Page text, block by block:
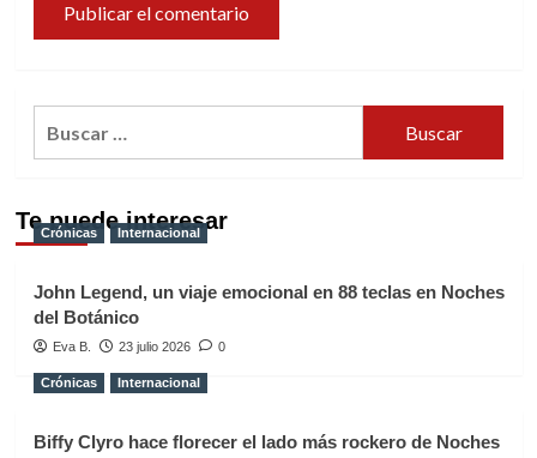
Te puede interesar
Crónicas Internacional
John Legend, un viaje emocional en 88 teclas en Noches
del Botánico
Eva B. 23 julio 2026 0
Crónicas Internacional
Biffy Clyro hace florecer el lado más rockero de Noches